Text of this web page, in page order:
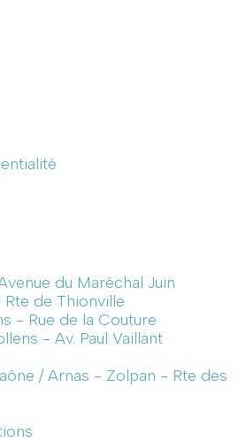
du Maréchal Juin
de Thionville
- Rue de la Couture
- Av. Paul Vaillant
/ Arnas - Zolpan - Rte des